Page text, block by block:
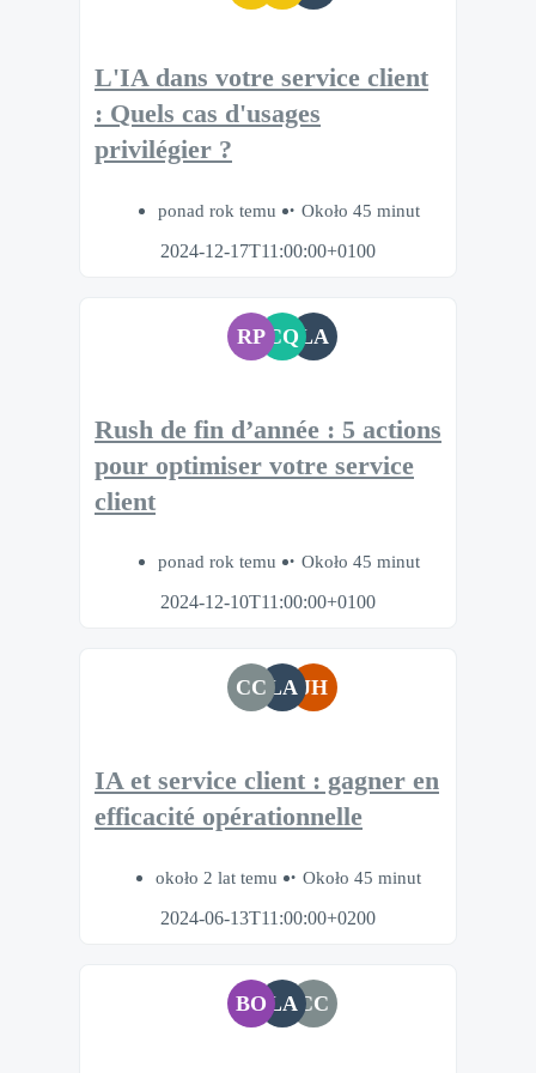
L'IA dans votre service client
: Quels cas d'usages
privilégier ?
ponad rok temu
Około 45 minut
2024-12-17T11:00:00+0100
RP CQ LA
Rush de fin d’année : 5 actions
pour optimiser votre service
client
ponad rok temu
Około 45 minut
2024-12-10T11:00:00+0100
CC LA JH
IA et service client : gagner en
efficacité opérationnelle
około 2 lat temu
Około 45 minut
2024-06-13T11:00:00+0200
BO LA CC